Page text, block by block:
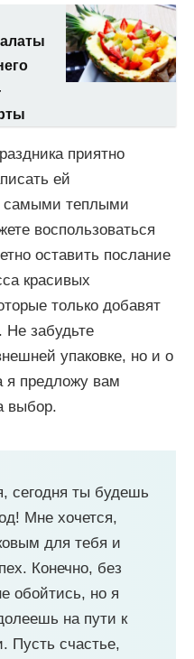
приятно
ей
самыми теплыми
воспользоваться
оставить послание
красивых
только добавят
Не забудьте
упаковке, но и о
я предложу вам
выбор.
сегодня ты будешь
Мне хочется,
для тебя и
Конечно, без
обойтись, но я
на пути к
Пусть счастье,